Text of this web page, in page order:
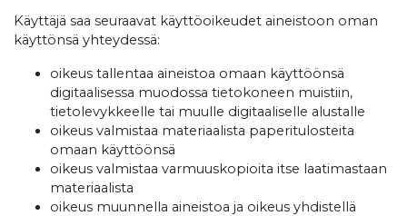
Käyttäjä saa seuraavat käyttöoikeudet aineistoon oman
käyttönsä yhteydessä:
oikeus tallentaa aineistoa omaan käyttöönsä
digitaalisessa muodossa tietokoneen muistiin,
tietolevykkeelle tai muulle digitaaliselle alustalle
oikeus valmistaa materiaalista paperitulosteita
omaan käyttöönsä
oikeus valmistaa varmuuskopioita itse laatimastaan
materiaalista
oikeus muunnella aineistoa ja oikeus yhdistellä